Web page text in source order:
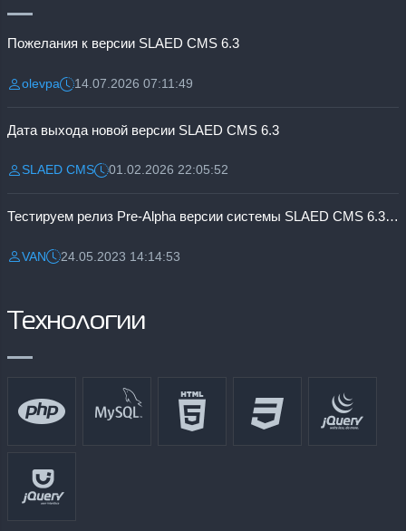
Пожелания к версии SLAED CMS 6.3
Разместил:
olevpaДата:14.07.2026 07:11:49
Дата выхода новой версии SLAED CMS 6.3
Разместил:
SLAED CMSДата:01.02.2026 22:05:52
Тестируем релиз Pre-Alpha версии системы SLAED CMS 6.3 Pro
Разместил:
VANДата:24.05.2023 14:14:53
Технологии